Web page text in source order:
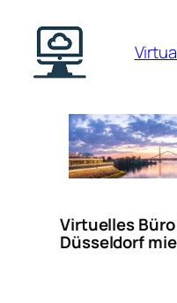
Inhalt
springen
Virtuelles
Düsseldorf